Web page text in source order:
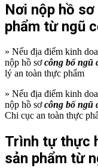
Nơi nộp hồ
phẩm từ ngũ
» Nếu địa điểm kinh
nộp hồ sơcông bố ngũ
lý an toàn thực phẩm
» Nếu địa điểm kinh
nộp hồ sơcông bố ngũ
Chi cục an toàn thực
Trình tự thực
sản phẩm từ